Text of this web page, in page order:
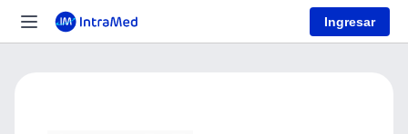
Ingresar